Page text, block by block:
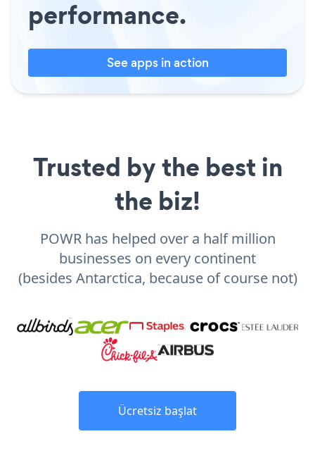
performance.
See apps in action
Trusted by the best in
the biz!
POWR has helped over a half million
businesses on every continent
(besides Antarctica, because of course not)
Ücretsiz başlat